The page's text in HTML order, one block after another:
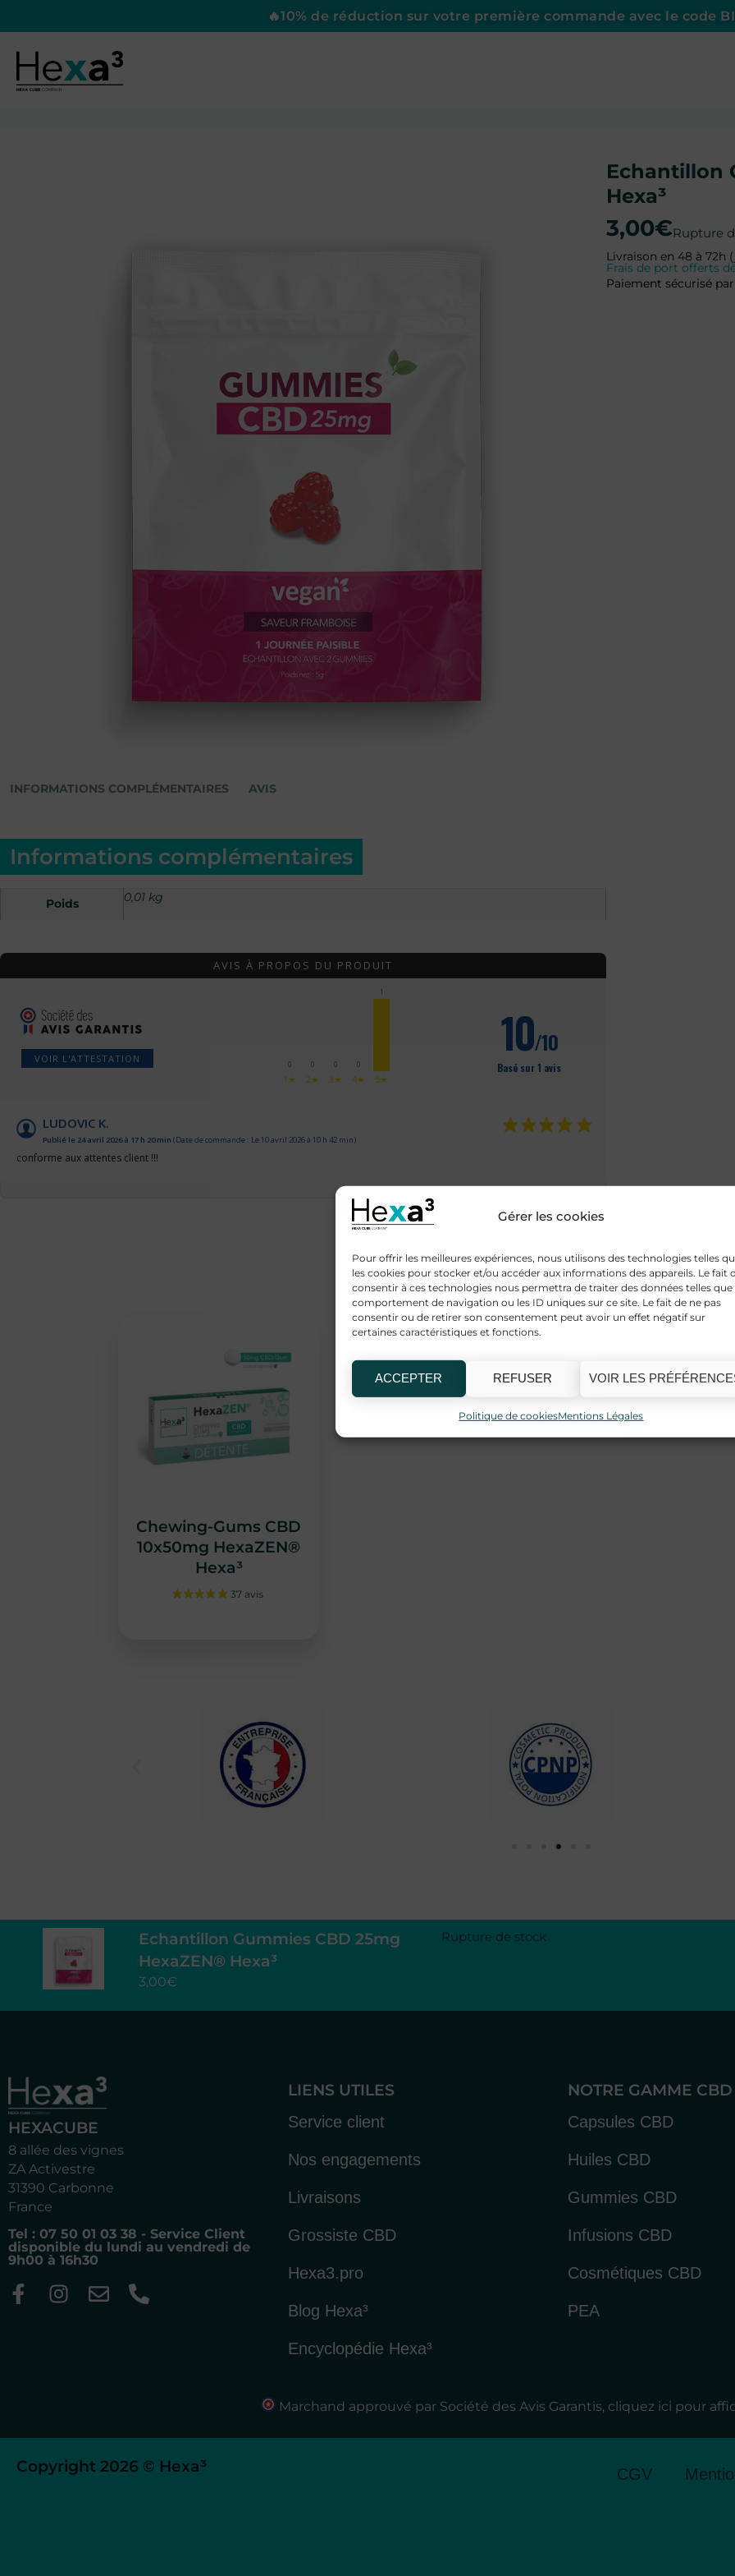
Gérer les cookies
Pour offrir les meilleures expériences, nous utilisons des technologies telles
les cookies pour stocker et/ou accéder aux informations des appareils. Le fait
consentir à ces technologies nous permettra de traiter des données telles que
comportement de navigation ou les ID uniques sur ce site. Le fait de ne pas
consentir ou de retirer son consentement peut avoir un effet négatif sur
certaines caractéristiques et fonctions.
ACCEPTER REFUSER VOIR LES
Politique de cookiesMentions Légales
🔥10% de réduction sur votre première commande avec le code
INFORMATIONS COMPLÉMENTAIRES AVIS
Informations complémentaires
Poids 0,01 kg
AVIS À PROPOS DU PRODUIT
VOIR L'ATTESTATION 0
1★
0
2★
0
3★
0
4★
1
5★
10/10
Basé sur 1 avis
LUDOVIC K.
Publié le 24 avril 2026 à 17 h 20 min (Date de commande : Le 10 avril 2026 à 10 h 42 min)
conforme aux attentes client !!!
Echantillon
Hexa³
3,00€Rupture
Livraison en 48 à 72h
Frais de port offerts
Paiement sécurisé par
Produits similaires
Chewing-Gums CBD
10x50mg HexaZEN®
Hexa³
Echantillon Gummies CBD 25mg
HexaZEN® Hexa³
3,00€
Rupture de stock
HEXACUBE
8 allée des vignes
ZA Activestre
31390 Carbonne
France
Tel : 07 50 01 03 38 - Service Client
disponible du lundi au vendredi de
9h00 à 16h30
LIENS UTILES
Service client
Nos engagements
Livraisons
Grossiste CBD
Hexa3.pro
Blog Hexa³
Encyclopédie Hexa³
NOTRE GAMME CBD
Capsules CBD
Huiles CBD
Gummies CBD
Infusions CBD
Cosmétiques CBD
PEA
Marchand approuvé par Société des Avis Garantis, cliquez ici pour
Copyright 2026 © Hexa³ CGV